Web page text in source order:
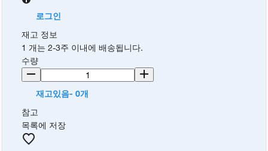
로그인
재고 정보
1 개는 2-3주 이내에 배송됩니다.
수량
재고있음- 0개
참고
목록에 저장